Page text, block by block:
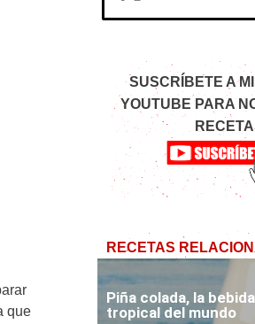
que
SUSCRÍBETE A
YOUTUBE PARA
RECETAS
Piña colada, la
tropical del mundo